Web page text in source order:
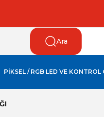
Ara
PİKSEL / RGB LED VE KONTROL